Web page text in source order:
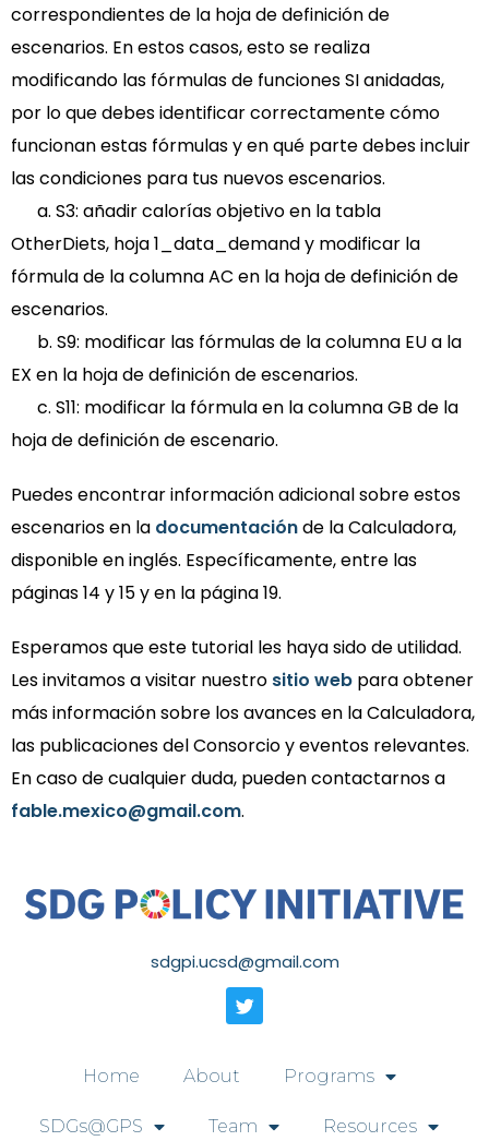
correspondientes de la hoja de definición de
escenarios. En estos casos, esto se realiza
modificando las fórmulas de funciones SI anidadas,
por lo que debes identificar correctamente cómo
funcionan estas fórmulas y en qué parte debes incluir
las condiciones para tus nuevos escenarios.
a. S3: añadir calorías objetivo en la tabla
OtherDiets, hoja 1_data_demand y modificar la
fórmula de la columna AC en la hoja de definición de
escenarios.
b. S9: modificar las fórmulas de la columna EU a la
EX en la hoja de definición de escenarios.
c. S11: modificar la fórmula en la columna GB de la
hoja de definición de escenario.
Puedes encontrar información adicional sobre estos
escenarios en la documentaciónde la Calculadora,
disponible en inglés. Específicamente, entre las
páginas 14 y 15 y en la página 19.
Esperamos que este tutorial les haya sido de utilidad.
Les invitamos a visitar nuestro sitio web para obtener
más información sobre los avances en la Calculadora,
las publicaciones del Consorcio y eventos relevantes.
En caso de cualquier duda, pueden contactarnos a
fable.mexico@gmail.com.
sdgpi.ucsd@gmail.com
Home About Programs
SDGs@GPS Team Resources